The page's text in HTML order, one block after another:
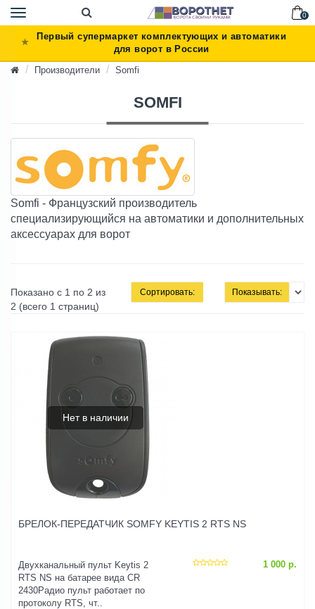
Toggle
navigation
0
Первый супермаркет комплектующих и автоматики
для ворот в России
Производители
Somfi
SOMFI
Somfi - Французский производитель
специализирующийся на автоматики и дополнительных
аксессуарах для ворот
Показано с 1 по 2 из
2 (всего 1 страниц)
Сортировать: Показывать:
Нет в наличии
БРЕЛОК-ПЕРЕДАТЧИК SOMFY KEYTIS 2 RTS NS
Двухканальный пульт Keytis 2
RTS NS на батарее вида CR
2430Радио пульт работает по
протоколу RTS, чт..
1 000 р.